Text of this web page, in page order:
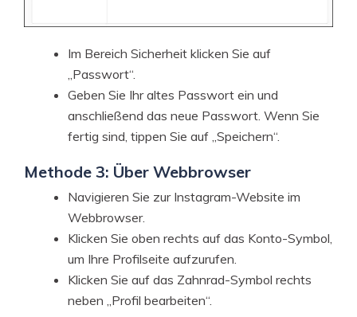
Im Bereich Sicherheit klicken Sie auf
„Passwort“.
Geben Sie Ihr altes Passwort ein und
anschließend das neue Passwort. Wenn Sie
fertig sind, tippen Sie auf „Speichern“.
Methode 3: Über Webbrowser
Navigieren Sie zur Instagram-Website im
Webbrowser.
Klicken Sie oben rechts auf das Konto-Symbol,
um Ihre Profilseite aufzurufen.
Klicken Sie auf das Zahnrad-Symbol rechts
neben „Profil bearbeiten“.